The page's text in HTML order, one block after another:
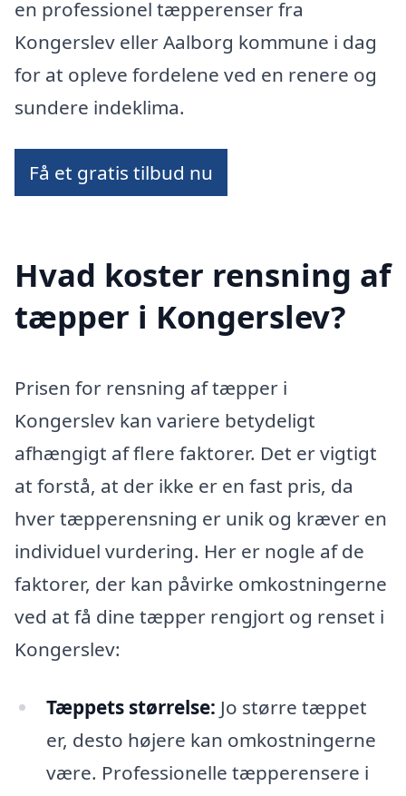
en professionel tæpperenser fra
Kongerslev eller Aalborg kommune i dag
for at opleve fordelene ved en renere og
sundere indeklima.
Få et gratis tilbud nu
Hvad koster rensning af
tæpper i Kongerslev?
Prisen for rensning af tæpper i
Kongerslev kan variere betydeligt
afhængigt af flere faktorer. Det er vigtigt
at forstå, at der ikke er en fast pris, da
hver tæpperensning er unik og kræver en
individuel vurdering. Her er nogle af de
faktorer, der kan påvirke omkostningerne
ved at få dine tæpper rengjort og renset i
Kongerslev:
Tæppets størrelse: Jo større tæppet
er, desto højere kan omkostningerne
være. Professionelle tæpperensere i